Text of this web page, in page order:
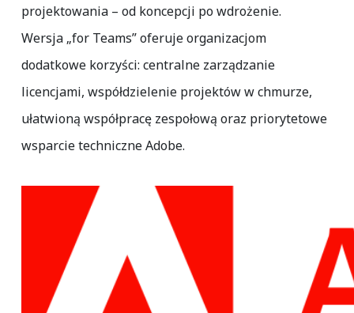
projektowania – od koncepcji po wdrożenie.
Wersja „for Teams” oferuje organizacjom
dodatkowe korzyści: centralne zarządzanie
licencjami, współdzielenie projektów w chmurze,
ułatwioną współpracę zespołową oraz priorytetowe
wsparcie techniczne Adobe.